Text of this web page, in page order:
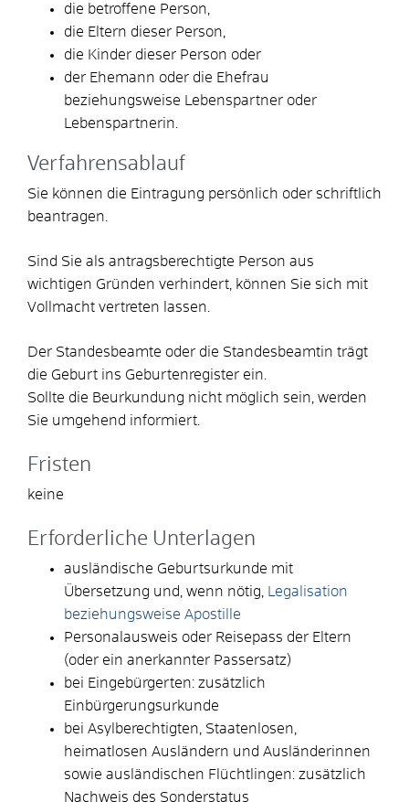
die betroffene Person,
die Eltern dieser Person,
die Kinder dieser Person oder
der Ehemann oder die Ehefrau
beziehungsweise Lebenspartner oder
Lebenspartnerin.
Verfahrensablauf
Sie können die Eintragung persönlich oder schriftlich
beantragen.
Sind Sie als antragsberechtigte Person aus
wichtigen Gründen verhindert, können Sie sich mit
Vollmacht vertreten lassen.
Der Standesbeamte oder die Standesbeamtin trägt
die Geburt ins Geburtenregister ein.
Sollte die Beurkundung nicht möglich sein, werden
Sie umgehend informiert.
Fristen
keine
Erforderliche Unterlagen
ausländische Geburtsurkunde mit
Übersetzung und, wenn nötig,
Legalisation
beziehungsweise Apostille
Personalausweis oder Reisepass der Eltern
(oder ein anerkannter Passersatz)
bei Eingebürgerten: zusätzlich
Einbürgerungsurkunde
bei Asylberechtigten, Staatenlosen,
heimatlosen Ausländern und Ausländerinnen
sowie ausländischen Flüchtlingen: zusätzlich
Nachweis des Sonderstatus